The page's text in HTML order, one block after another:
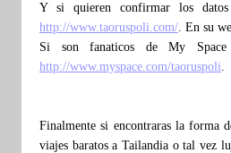
Y si quieren confirmar los
http://www.taoruspoli.com/. En su
Si son fanaticos de My
http://www.myspace.com/taoruspoli.
Finalmente si encontraras la forma
viajes baratos a Tailandia o tal vez